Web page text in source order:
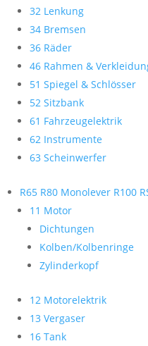
32 Lenkung
34 Bremsen
36 Räder
46 Rahmen &
51 Spiegel & Schlösser
52 Sitzbank
61 Fahrzeugelektrik
62 Instrumente
63 Scheinwerfer
R65 R80 Monolever R100
11 Motor
Dichtungen
Kolben/Kolbenringe
Zylinderkopf
12 Motorelektrik
13 Vergaser
16 Tank